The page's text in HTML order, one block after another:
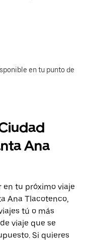
en tu punto de
Ana
en tu próximo viaje
Ana Tlacotenco,
tú o más
viaje que se
Si quieres